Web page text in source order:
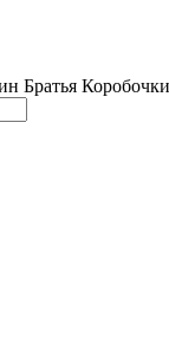
Братья